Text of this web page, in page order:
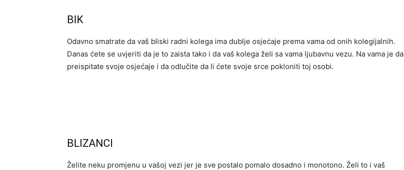
BIK
Odavno smatrate da vaš bliski radni kolega ima dublje osjećaje prema vama od onih kolegijalnih.
Danas ćete se uvjeriti da je to zaista tako i da vaš kolega želi sa vama ljubavnu vezu. Na vama je da
preispitate svoje osjećaje i da odlučite da li ćete svoje srce pokloniti toj osobi.
BLIZANCI
Želite neku promjenu u vašoj vezi jer je sve postalo pomalo dosadno i monotono. Želi to i vaš